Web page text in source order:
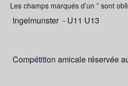
Les champs marqués d’un * sont
Ingelmunster - U11 U13
Compétition amicale réservée